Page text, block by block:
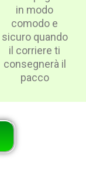
in modo
comodo e
sicuro quando
il corriere ti
consegnerà il
pacco